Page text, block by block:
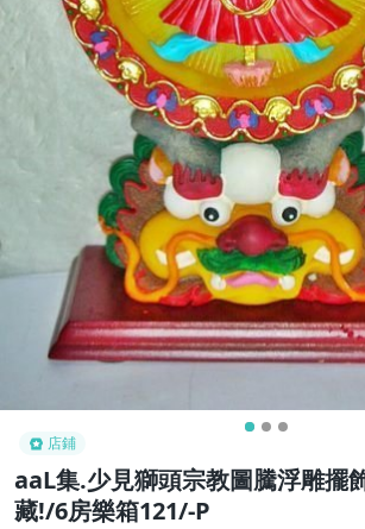
店鋪
aaL集.少見獅頭宗教圖騰浮雕擺
藏!/6房樂箱121/-P